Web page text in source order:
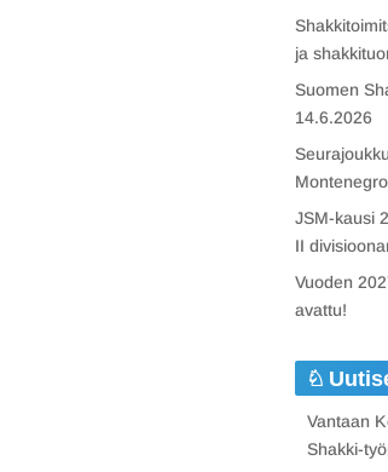
ja
Suomen
14.6.2026
JSM-kausi
II
Vuoden
avattu!
Vantaan
Shakki-